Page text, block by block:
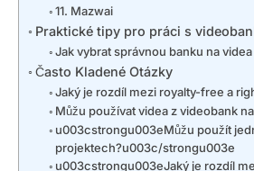
11. Mazwai
Praktické tipy pro práci s
Jak vybrat správnou banku na videa
Často Kladené Otázky
Jaký je rozdíl mezi royalty-free a
Můžu používat videa z videobank
u003cstrongu003eMůžu použít
projektech?u003c/strongu003e
u003cstrongu003eJaký je rozdíl